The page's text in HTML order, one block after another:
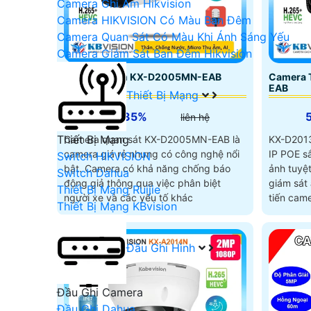
Camera Ghi Âm Hikvision
Camera HIKVISION Có Màu Ban Đêm
Camera Quan Sát Có Màu Khi Ánh Sáng Yếu
Camera Giám Sát Ban Đêm Hikvision
Thiết Bị Mạng
Thiết Bị Mạng
Switch HIKVISION
Switch Dahua
Thiết Bị Mạng Ruijie
Thiết Bị Mạng KBvision
Đầu Ghi Hình
Đầu Ghi Camera
Camera Thân KX-D2005MN-EAB
Kbvision
5%-35%
liên hệ
Camera quan sát KX-D2005MN-EAB là
camera giá rẻ nhưng có công nghệ nổi
bật. Camera có khả năng chống báo
động giả thông qua việc phân biệt
người xe và các yếu tố khác
Camera
EAB
KX-
IP POE
ảnh
giám sát an ninh.
tiến
trực